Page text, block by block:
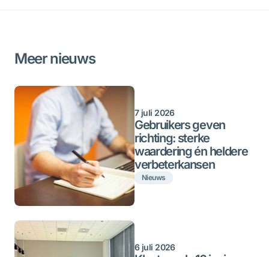
Meer nieuws
7 juli 2026
Gebruikers geven
richting: sterke
waardering én heldere
verbeterkansen
Nieuws
6 juli 2026